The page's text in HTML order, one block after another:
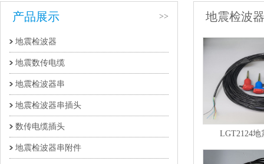
产品展示 >>
地震检波器
地震数传电缆
地震检波器串
地震检波器串插头
数传电缆插头
地震检波器串附件
地震检波
LGT2124地